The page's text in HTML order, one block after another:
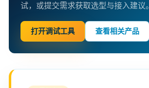
试，或提交需求获取选型与接入建议。
打开调试工具 查看相关产品